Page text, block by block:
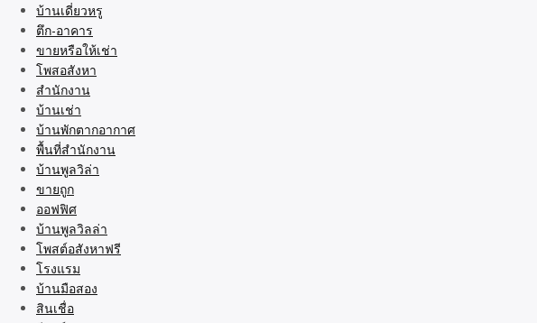
บ้านเดี่ยวหรู
ตึก-อาคาร
ขายหรือให้เช่า
โพสอสังหา
สำนักงาน
บ้านเช่า
บ้านพักตากอากาศ
พื้นที่สำนักงาน
บ้านพูลวิล่า
ขายถูก
ออฟฟิศ
บ้านพูลวิลล่า
โพสต์อสังหาฟรี
โรงแรม
บ้านมือสอง
สินเชื่อ